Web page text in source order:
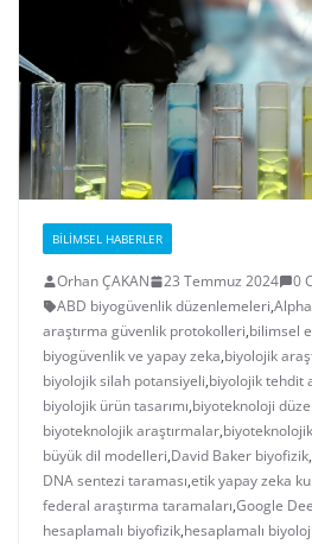
BILIMSEL HABERLER
Orhan ÇAKAN 23 Temmuz 2024
0
ABD biyogüvenlik düzenlemeleri,
araştırma güvenlik protokolleri,bilimsel
biyogüvenlik ve yapay zeka,biyolojik
biyolojik silah potansiyeli,biyolojik tehdit
biyolojik ürün tasarımı,biyoteknoloji
biyoteknolojik araştırmalar,
büyük dil modelleri,David Baker biyofizik,
DNA sentezi taraması,etik yapay zeka
federal araştırma taramaları,Google
hesaplamalı biyofizik,hesaplamalı biyoloji